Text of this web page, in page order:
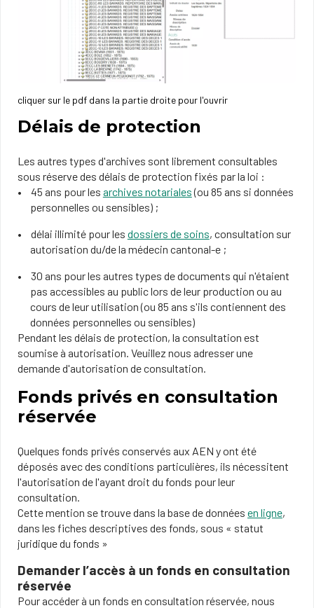
cliquer sur le pdf dans la partie droite pour l'ouvrir
Délais de protection
Les autres types d'archives sont librement consultables
sous réserve des délais de protection fixés par la loi :
45 ans pour les archives notariales(ou 85 ans si données
personnelles ou sensibles) ;
délai illimité pour les dossiers de soins, consultation sur
autorisation du/de la médecin cantonal-e ;
30 ans pour les autres types de documents qui n'étaient
pas accessibles au public lors de leur production ou au
cours de leur utilisation (ou 85 ans s'ils contiennent des
données personnelles ou sensibles)
Pendant les délais de protection, la consultation est
soumise à autorisation. Veuillez nous adresser une
demande d'autorisation de consultation.
Fonds privés en consultation
réservée
Quelques fonds privés conservés aux AEN y ont été
déposés avec des conditions particulières, ils nécessitent
l'autorisation de l'ayant droit du fonds pour leur
consultation.
Cette mention se trouve dans la base de données en ligne​,
dans les fiches descriptives des fonds, sous « statut
juridique du fonds »
Demander l’accès à un fonds en consultation
réservée
Pour accéder à un fonds en consultation réservée, nous